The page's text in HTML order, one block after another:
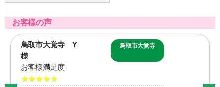
お客様の声
境港市中野町 M
様
境港市中野町
お客様満足度
★★★★★